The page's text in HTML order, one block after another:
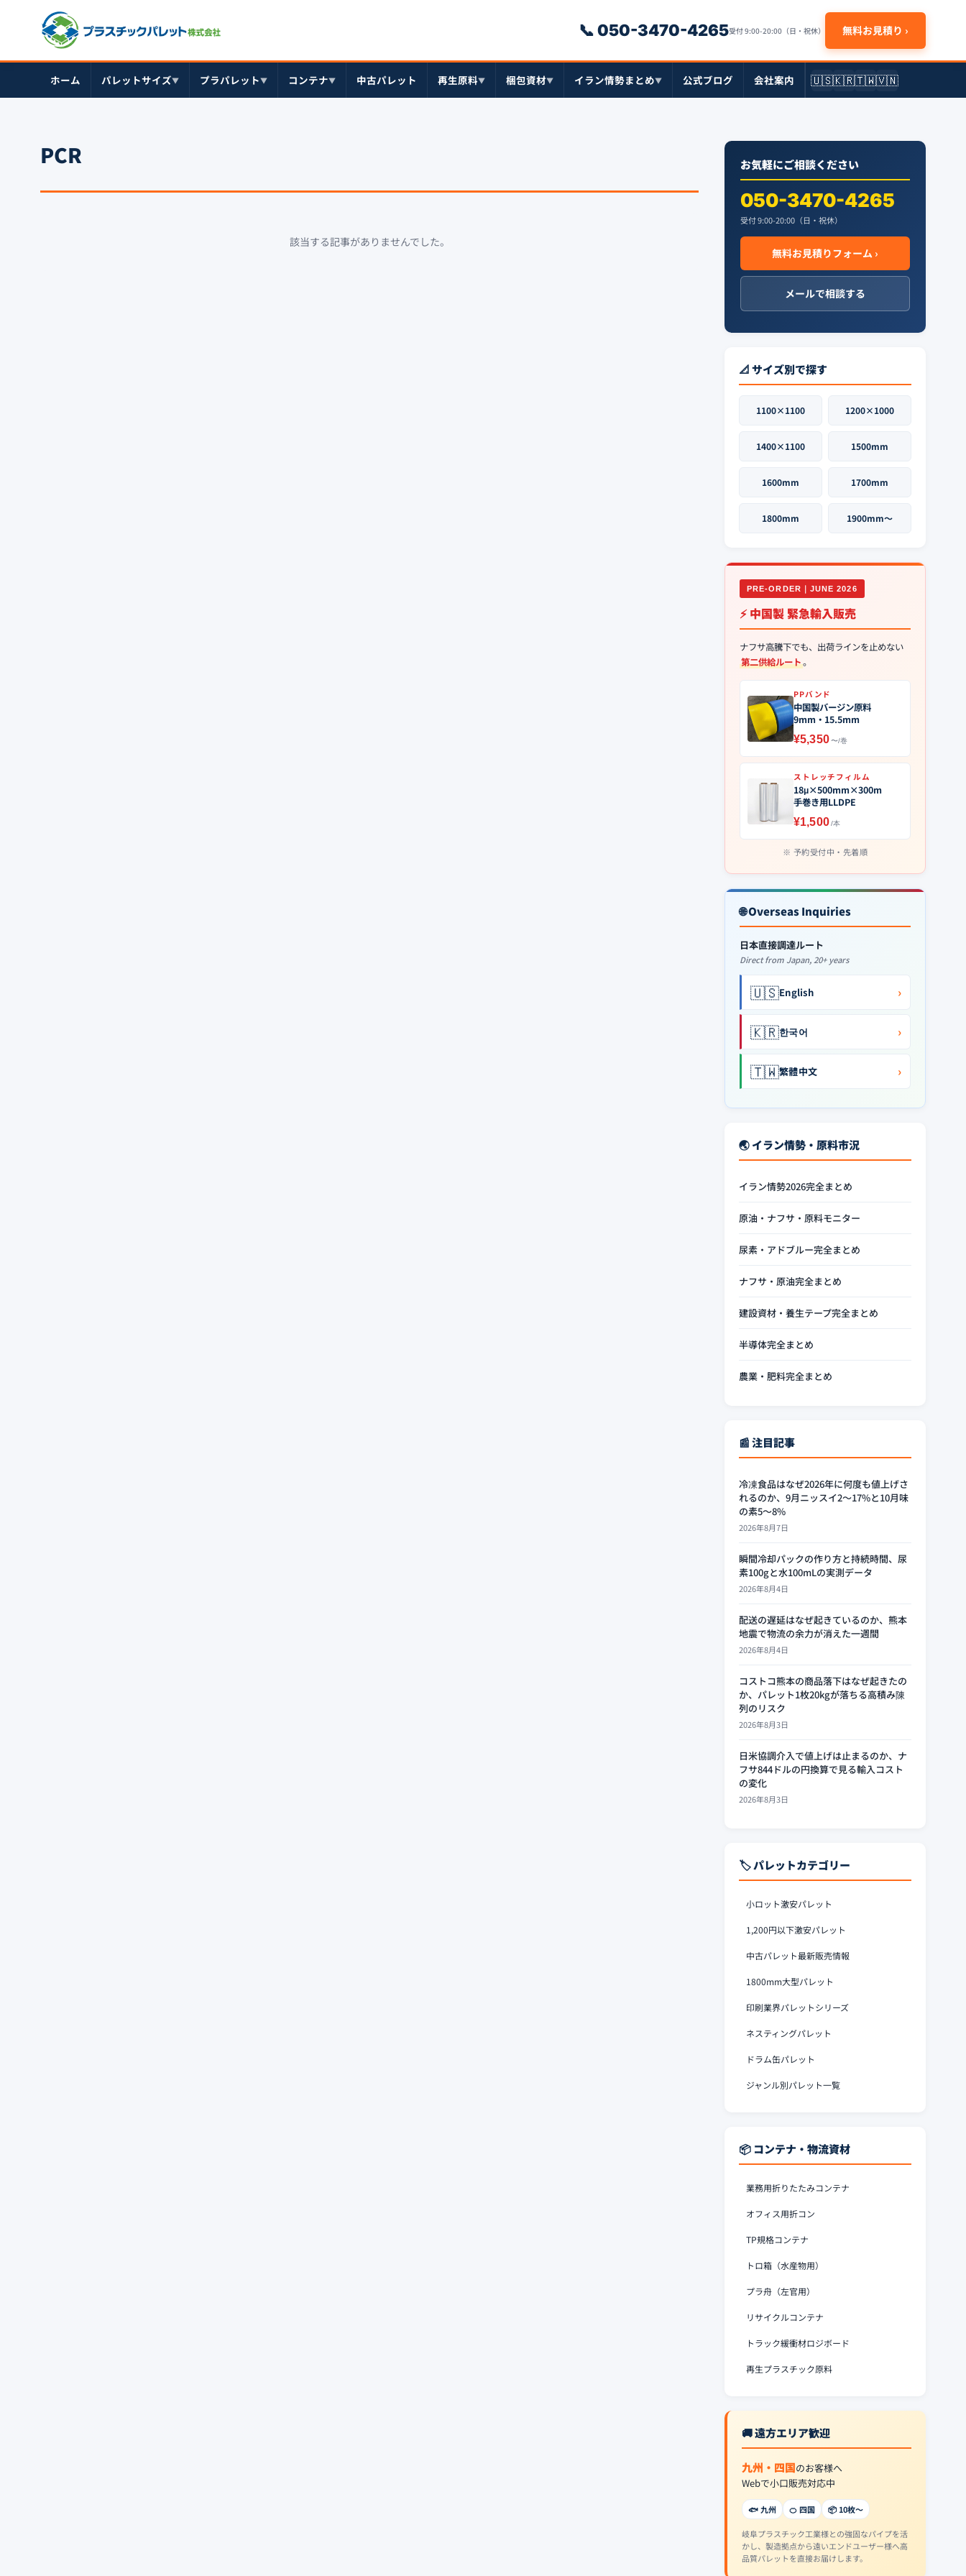
📞 050-3470-4265受付 9:00-20:00（日・祝休） 無料お見積り ›
ホーム パレットサイズ▼ プラパレット▼ コンテナ▼ 中古パレット 再生原料▼ 梱包資材▼ イラン情勢まとめ▼ 公式ブログ 会社案内 🇺🇸🇰🇷🇹🇼🇻🇳
PCR
該当する記事がありませんでした。
お気軽にご相談ください
050-3470-4265
受付 9:00-20:00（日・祝休）
無料お見積りフォーム ›
メールで相談する
📐 サイズ別で探す
1100×1100 1200×1000
1400×1100 1500mm
1600mm 1700mm
1800mm 1900mm〜
PRE-ORDER｜JUNE 2026
⚡ 中国製 緊急輸入販売
ナフサ高騰下でも、出荷ラインを止めない
第二供給ルート。
PPバンド
中国製バージン原料
9mm・15.5mm
¥5,350〜/巻
ストレッチフィルム
18μ×500mm×300m
手巻き用LLDPE
¥1,500/本
予約受付中・先着順
🌐 Overseas Inquiries
日本直接調達ルート
Direct from Japan, 20+ years
🇺🇸English ›
🇰🇷한국어 ›
🇹🇼繁體中文 ›
🌏 イラン情勢・原料市況
イラン情勢2026完全まとめ
原油・ナフサ・原料モニター
尿素・アドブルー完全まとめ
ナフサ・原油完全まとめ
建設資材・養生テープ完全まとめ
半導体完全まとめ
農業・肥料完全まとめ
📰 注目記事
冷凍食品はなぜ2026年に何度も値上げさ
れるのか、9月ニッスイ2〜17%と10月味
の素5〜8%
2026年8月7日
瞬間冷却パックの作り方と持続時間、尿
素100gと水100mLの実測データ
2026年8月4日
配送の遅延はなぜ起きているのか、熊本
地震で物流の余力が消えた一週間
2026年8月4日
コストコ熊本の商品落下はなぜ起きたの
か、パレット1枚20kgが落ちる高積み陳
列のリスク
2026年8月3日
日米協調介入で値上げは止まるのか、ナ
フサ844ドルの円換算で見る輸入コスト
の変化
2026年8月3日
🏷️ パレットカテゴリー
小ロット激安パレット
1,200円以下激安パレット
中古パレット最新販売情報
1800mm大型パレット
印刷業界パレットシリーズ
ネスティングパレット
ドラム缶パレット
ジャンル別パレット一覧
📦 コンテナ・物流資材
業務用折りたたみコンテナ
オフィス用折コン
TP規格コンテナ
トロ箱（水産物用）
プラ舟（左官用）
リサイクルコンテナ
トラック緩衝材ロジボード
再生プラスチック原料
🚚 遠方エリア歓迎
九州・四国のお客様へ
Webで小口販売対応中
🐟 九州 🍊 四国 📦 10枚〜
岐阜プラスチック工業様との強固なパイプを活
かし、製造拠点から遠いエンドユーザー様へ高
品質パレットを直接お届けします。